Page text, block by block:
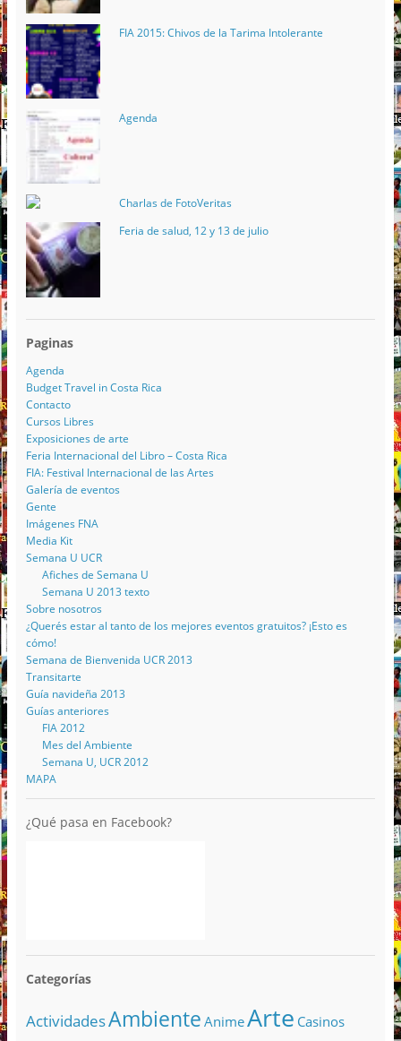
FIA 2015: Chivos de la Tarima Intolerante
Agenda
Charlas de FotoVeritas
Feria de salud, 12 y 13 de julio
Paginas
Agenda
Budget Travel in Costa Rica
Contacto
Cursos Libres
Exposiciones de arte
Feria Internacional del Libro – Costa Rica
FIA: Festival Internacional de las Artes
Galería de eventos
Gente
Imágenes FNA
Media Kit
Semana U UCR
Afiches de Semana U
Semana U 2013 texto
Sobre nosotros
¿Querés estar al tanto de los mejores eventos gratuitos? ¡Esto es
cómo!
Semana de Bienvenida UCR 2013
Transitarte
Guía navideña 2013
Guías anteriores
FIA 2012
Mes del Ambiente
Semana U, UCR 2012
MAPA
¿Qué pasa en Facebook?
Categorías
ActividadesAmbiente AnimeArte Casinos